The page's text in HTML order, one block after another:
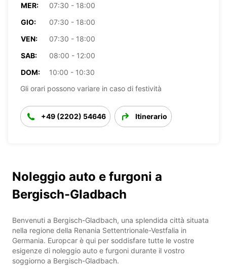
MER:
07:30 - 18:00
GIO:
07:30 - 18:00
VEN:
07:30 - 18:00
SAB:
08:00 - 12:00
DOM:
10:00 - 10:30
Gli orari possono variare in caso di festività
+49 (2202) 54646 Itinerario
Noleggio auto e furgoni a
Bergisch-Gladbach
Benvenuti a Bergisch-Gladbach, una splendida città situata
nella regione della Renania Settentrionale-Vestfalia in
Germania. Europcar è qui per soddisfare tutte le vostre
esigenze di noleggio auto e furgoni durante il vostro
soggiorno a Bergisch-Gladbach.